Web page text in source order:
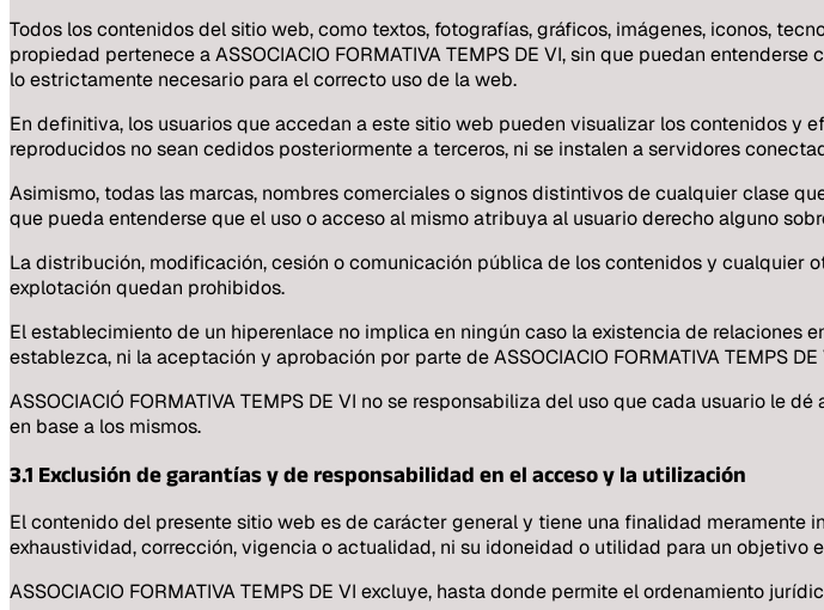
Todos los contenidos del sitio web, como textos, fotografías, gráficos, imágenes, iconos,
propiedad pertenece a ASSOCIACIO FORMATIVA TEMPS DE VI, sin que puedan
lo estrictamente necesario para el correcto uso de la web.
En definitiva, los usuarios que accedan a este sitio web pueden visualizar los contenidos y
reproducidos no sean cedidos posteriormente a terceros, ni se instalen a servidores
Asimismo, todas las marcas, nombres comerciales o signos distintivos de cualquier clase
que pueda entenderse que el uso o acceso al mismo atribuya al usuario derecho alguno
La distribución, modificación, cesión o comunicación pública de los contenidos y
explotación quedan prohibidos.
El establecimiento de un hiperenlace no implica en ningún caso la existencia de relaciones
establezca, ni la aceptación y aprobación por parte de ASSOCIACIO FORMATIVA TEMPS
ASSOCIACIÓ FORMATIVA TEMPS DE VI no se responsabiliza del uso que cada usuario
en base a los mismos.
3.1 Exclusión de garantías y de responsabilidad en el acceso y la utilización
El contenido del presente sitio web es de carácter general y tiene una finalidad meramente
exhaustividad, corrección, vigencia o actualidad, ni su idoneidad o utilidad para un objetivo
ASSOCIACIO FORMATIVA TEMPS DE VI excluye, hasta donde permite el ordenamiento